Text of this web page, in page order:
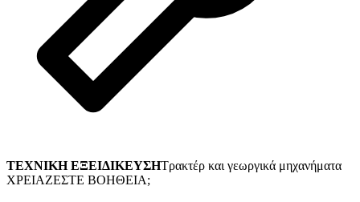
ΤΕΧΝΙΚΗ ΕΞΕΙΔΙΚΕΥΣΗΤρακτέρ και γεωργικά μηχανήματα
ΧΡΕΙΑΖΕΣΤΕ ΒΟΗΘΕΙΑ;